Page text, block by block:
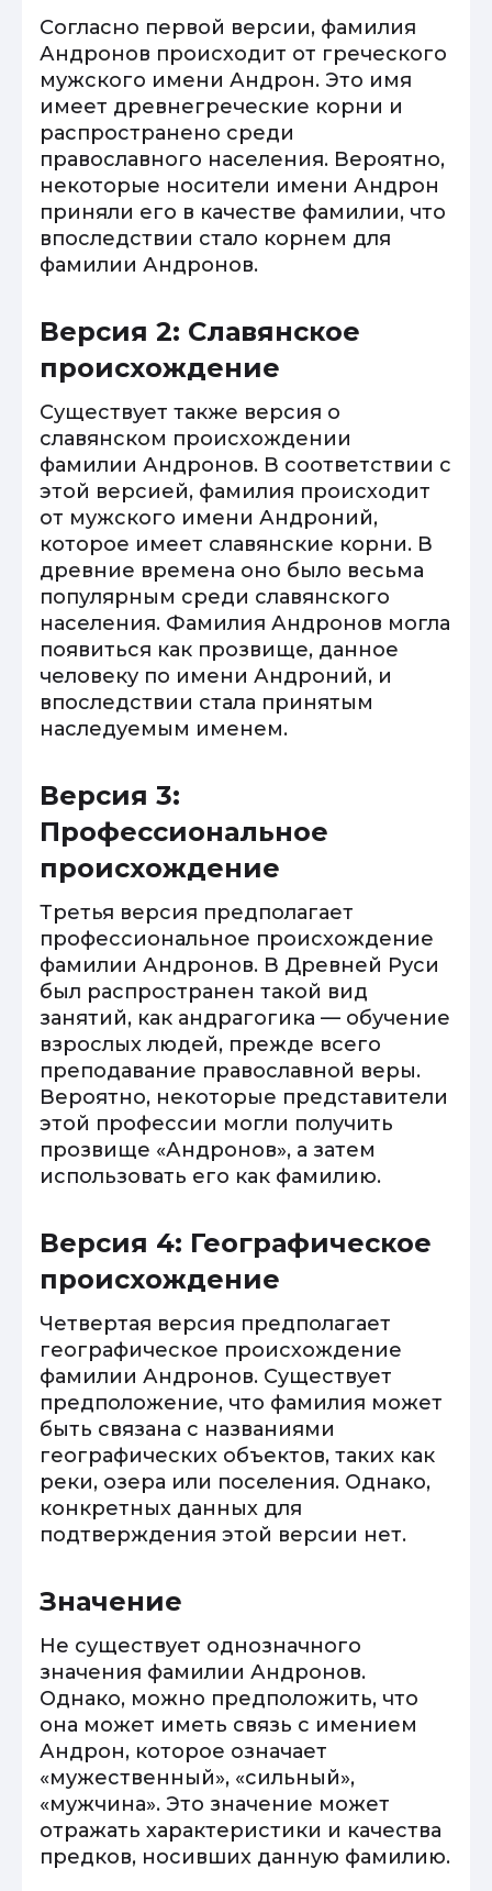
Согласно первой версии, фамилия
Андронов происходит от греческого
мужского имени Андрон. Это имя
имеет древнегреческие корни и
распространено среди
православного населения. Вероятно,
некоторые носители имени Андрон
приняли его в качестве фамилии, что
впоследствии стало корнем для
фамилии Андронов.
Версия 2: Славянское
происхождение
Существует также версия о
славянском происхождении
фамилии Андронов. В соответствии с
этой версией, фамилия происходит
от мужского имени Андроний,
которое имеет славянские корни. В
древние времена оно было весьма
популярным среди славянского
населения. Фамилия Андронов могла
появиться как прозвище, данное
человеку по имени Андроний, и
впоследствии стала принятым
наследуемым именем.
Версия 3:
Профессиональное
происхождение
Третья версия предполагает
профессиональное происхождение
фамилии Андронов. В Древней Руси
был распространен такой вид
занятий, как андрагогика — обучение
взрослых людей, прежде всего
преподавание православной веры.
Вероятно, некоторые представители
этой профессии могли получить
прозвище «Андронов», а затем
использовать его как фамилию.
Версия 4: Географическое
происхождение
Четвертая версия предполагает
географическое происхождение
фамилии Андронов. Существует
предположение, что фамилия может
быть связана с названиями
географических объектов, таких как
реки, озера или поселения. Однако,
конкретных данных для
подтверждения этой версии нет.
Значение
Не существует однозначного
значения фамилии Андронов.
Однако, можно предположить, что
она может иметь связь с имением
Андрон, которое означает
«мужественный», «сильный»,
«мужчина». Это значение может
отражать характеристики и качества
предков, носивших данную фамилию.